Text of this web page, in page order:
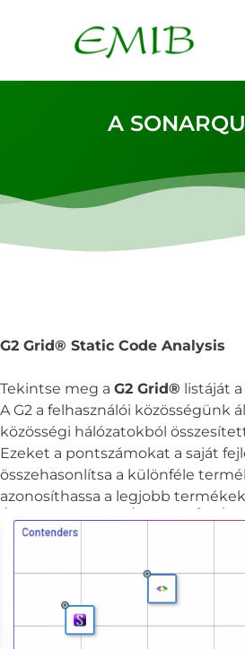
A
G2 Grid® Static Code Analysis
Tekintse meg a G2 Grid® listáját
A G2 a felhasználói
közösségi hálózatokból
Ezeket a pontszámokat a saját
összehasonlítsa a különféle
azonosíthassa a legjobb